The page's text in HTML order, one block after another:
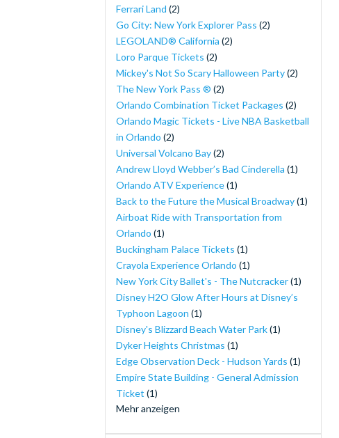
Ferrari Land (2)
Go City: New York Explorer Pass (2)
LEGOLAND® California (2)
Loro Parque Tickets (2)
Mickey's Not So Scary Halloween Party(2)
The New York Pass ® (2)
Orlando Combination Ticket Packages (2)
Orlando Magic Tickets - Live NBA Basketball
in Orlando (2)
Universal Volcano Bay(2)
Andrew Lloyd Webber’s Bad Cinderella (1)
Orlando ATV Experience(1)
Back to the Future the Musical Broadway(1)
Airboat Ride with Transportation from
Orlando (1)
Buckingham Palace Tickets (1)
Crayola Experience Orlando (1)
New York City Ballet's - The Nutcracker(1)
Disney H2O Glow After Hours at Disney’s
Typhoon Lagoon (1)
Disney's Blizzard Beach Water Park(1)
Dyker Heights Christmas (1)
Edge Observation Deck - Hudson Yards (1)
Empire State Building - General Admission
Ticket (1)
Mehr anzeigen
Ferrari World Abu Dhabi(1)